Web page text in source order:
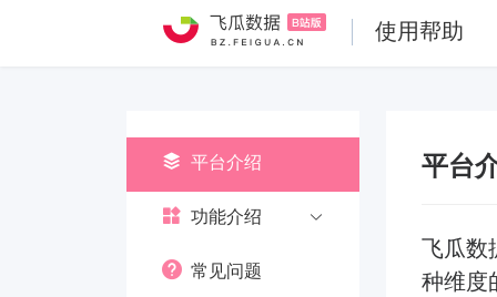
使用帮助
平台
飞瓜数
种维度
平台介绍
功能介绍
常见问题